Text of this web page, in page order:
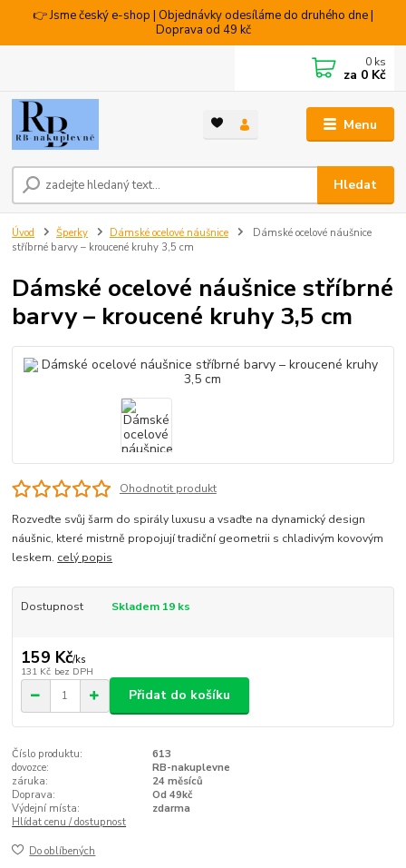
👉 Jsme český e-shop | Objednávky odesíláme do druhého dne |
Doprava od 49 kč
Menu
Hledat
0 ks
za 0 Kč
Úvod Šperky Dámské ocelové náušnice
Dámské ocelové náušnice
stříbrné barvy – kroucené kruhy 3,5 cm
Dámské ocelové náušnice stříbrné
barvy – kroucené kruhy 3,5 cm
Ohodnotit produkt
Rozveďte svůj šarm do spirály luxusu a vsaďte na dynamický design
náušnic, které mistrně propojují tradiční geometrii s chladivým kovovým
leskem. celý popis
Dostupnost Skladem 19 ks
159 Kč/ks
131 Kč bez DPH
Přidat do košíku
Číslo produktu:
613
dovozce:
RB-nakuplevne
záruka:
24 měsíců
Doprava:
Od 49kč
Výdejní místa:
zdarma
Hlídat cenu / dostupnost
Do oblíbených